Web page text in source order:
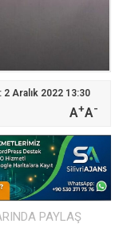
Aralık 2022 13:30
A+A-
PAYLAŞ